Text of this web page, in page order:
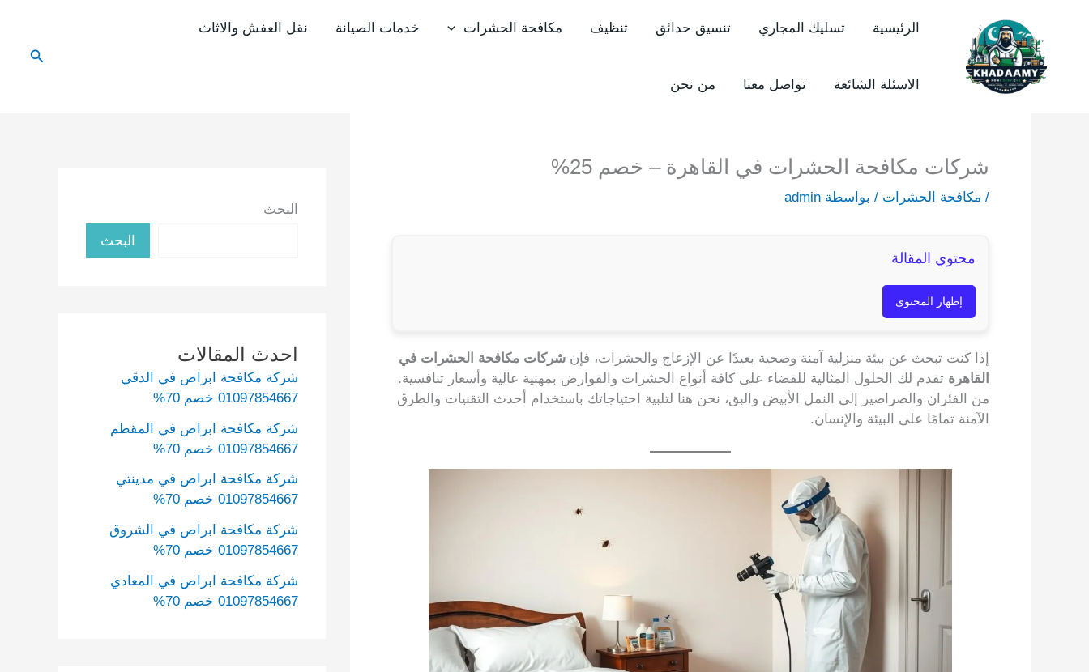
الرئيسية تسليك المجاري تنسيق حدائق تنظيف مكافحة الحشرات خدمات الصيانة نقل العفش والاثاث
الاسئلة الشائعة تواصل معنا من نحن
البحث
شركات مكافحة الحشرات في القاهرة – خصم 25%
/ مكافحة الحشرات / بواسطة admin
محتوي المقالة
إظهار المحتوى
إذا كنت تبحث عن بيئة منزلية آمنة وصحية بعيدًا عن الإزعاج والحشرات، فإن شركات مكافحة الحشرات في
القاهرة تقدم لك الحلول المثالية للقضاء على كافة أنواع الحشرات والقوارض بمهنية عالية وأسعار تنافسية.
من الفئران والصراصير إلى النمل الأبيض والبق، نحن هنا لتلبية احتياجاتك باستخدام أحدث التقنيات والطرق
الآمنة تمامًا على البيئة والإنسان.
البحث
البحث
احدث المقالات
شركة مكافحة ابراص في الدقي
01097854667 خصم 70%
شركة مكافحة ابراص في المقطم
01097854667 خصم 70%
شركة مكافحة ابراص في مدينتي
01097854667 خصم 70%
شركة مكافحة ابراص في الشروق
01097854667 خصم 70%
شركة مكافحة ابراص في المعادي
01097854667 خصم 70%